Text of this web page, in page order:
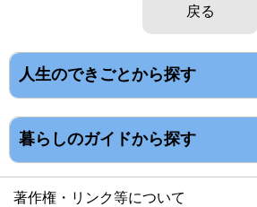
戻る
人生のできごとから探す
暮らしのガイドから探す
著作権・リンク等について